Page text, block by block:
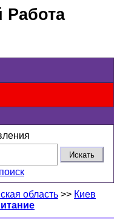
Работа
область >> Киев